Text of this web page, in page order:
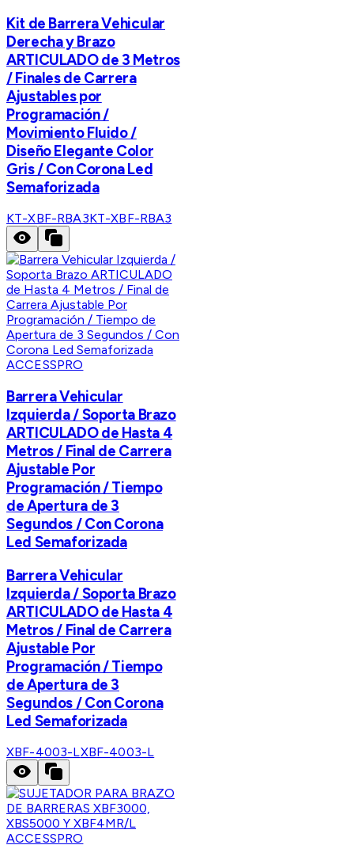
Kit de Barrera Vehicular
Derecha y Brazo
ARTICULADO de 3 Metros
/ Finales de Carrera
Ajustables por
Programación /
Movimiento Fluido /
Diseño Elegante Color
Gris / Con Corona Led
Semaforizada
KT-XBF-RBA3KT-XBF-RBA3
ACCESSPRO
Barrera Vehicular
Izquierda / Soporta Brazo
ARTICULADO de Hasta 4
Metros / Final de Carrera
Ajustable Por
Programación / Tiempo
de Apertura de 3
Segundos / Con Corona
Led Semaforizada
Barrera Vehicular
Izquierda / Soporta Brazo
ARTICULADO de Hasta 4
Metros / Final de Carrera
Ajustable Por
Programación / Tiempo
de Apertura de 3
Segundos / Con Corona
Led Semaforizada
XBF-4003-LXBF-4003-L
ACCESSPRO